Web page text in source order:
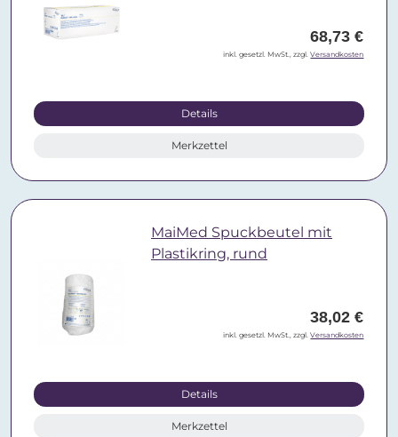
68,73 €
inkl. gesetzl. MwSt., zzgl.Versandkosten
Details
Merkzettel
MaiMed Spuckbeutel mit
Plastikring, rund
38,02 €
inkl. gesetzl. MwSt., zzgl.Versandkosten
Details
Merkzettel